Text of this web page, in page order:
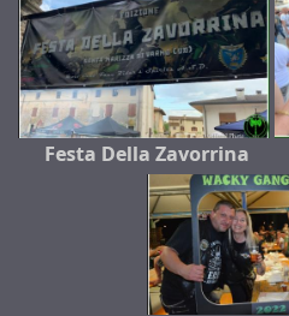
Festa Della Zavorrina